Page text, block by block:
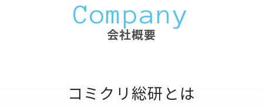
Company
会社概要
コミクリ総研とは